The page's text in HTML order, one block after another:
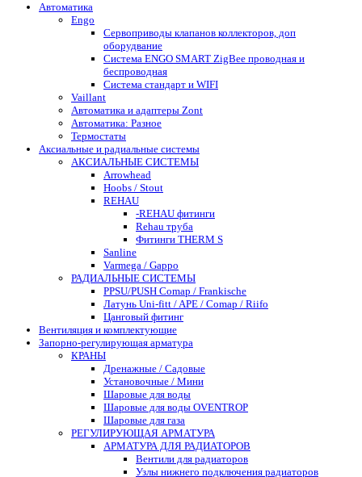
Автоматика
Engo
Сервоприводы клапанов коллекторов, доп
оборудвание
Система ENGO SMART ZigBee проводная и
беспроводная
Система стандарт и WIFI
Vaillant
Автоматика и адаптеры Zont
Автоматика: Разное
Термостаты
Аксиальные и радиальные системы
АКСИАЛЬНЫЕ СИСТЕМЫ
Arrowhead
Hoobs / Stout
REHAU
-REHAU фитинги
Rehau труба
Фитинги THERM S
Sanline
Varmega / Gappo
РАДИАЛЬНЫЕ СИСТЕМЫ
PPSU/PUSH Comap / Frankische
Латунь Uni-fitt / APE / Comap / Riifo
Цанговый фитинг
Вентиляция и комплектующие
Запорно-регулирующая арматура
КРАНЫ
Дренажные / Садовые
Установочные / Мини
Шаровые для воды
Шаровые для воды OVENTROP
Шаровые для газа
РЕГУЛИРУЮЩАЯ АРМАТУРА
АРМАТУРА ДЛЯ РАДИАТОРОВ
Вентили для радиаторов
Узлы нижнего подключения радиаторов